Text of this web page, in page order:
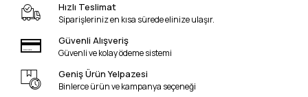
Hızlı Teslimat
Siparişleriniz en kısa sürede elinize ulaşır.
Güvenli Alışveriş
Güvenli ve kolay ödeme sistemi
Geniş Ürün Yelpazesi
Binlerce ürün ve kampanya seçeneği